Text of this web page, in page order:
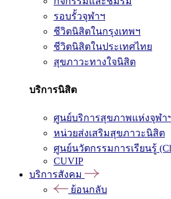
รอบรั้วจุฬาฯ
ชีวิตนิสิตในกรุงเทพฯ
ชีวิตนิสิตในประเทศไทย
สุขภาวะทางใจนิสิต
บริการนิสิต
ศูนย์บริการสุขภาพแห่งจุฬา
หน่วยส่งเสริมสุขภาวะนิสิต
ศูนย์นวัตกรรมการเรียนรู้
CUVIP
บริการสังคม
ย้อนกลับ